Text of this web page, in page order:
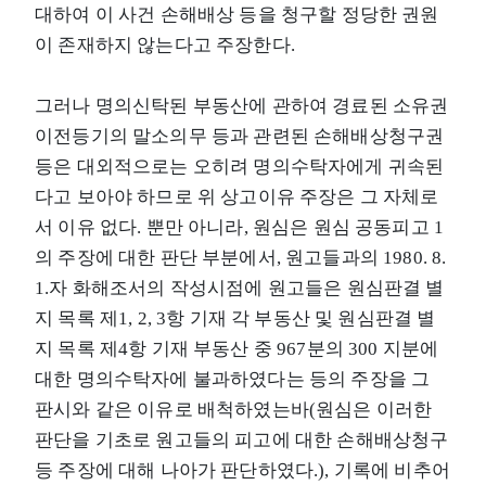
대하여 이 사건 손해배상 등을 청구할 정당한 권원
이 존재하지 않는다고 주장한다.
그러나 명의신탁된 부동산에 관하여 경료된 소유권
이전등기의 말소의무 등과 관련된 손해배상청구권
등은 대외적으로는 오히려 명의수탁자에게 귀속된
다고 보아야 하므로 위 상고이유 주장은 그 자체로
서 이유 없다. 뿐만 아니라, 원심은 원심 공동피고 1
의 주장에 대한 판단 부분에서, 원고들과의 1980. 8.
1.자 화해조서의 작성시점에 원고들은 원심판결 별
지 목록 제1, 2, 3항 기재 각 부동산 및 원심판결 별
지 목록 제4항 기재 부동산 중 967분의 300 지분에
대한 명의수탁자에 불과하였다는 등의 주장을 그
판시와 같은 이유로 배척하였는바(원심은 이러한
판단을 기초로 원고들의 피고에 대한 손해배상청구
등 주장에 대해 나아가 판단하였다.), 기록에 비추어